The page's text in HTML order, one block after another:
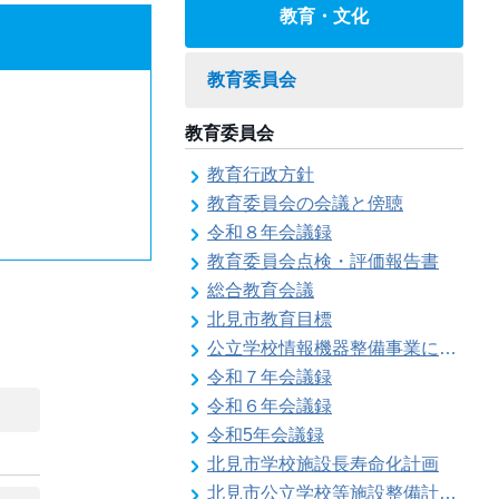
教育・文化
教育委員会
教育委員会
教育行政方針
教育委員会の会議と傍聴
令和８年会議録
教育委員会点検・評価報告書
総合教育会議
北見市教育目標
公立学校情報機器整備事業に係る各種計画の策定
令和７年会議録
令和６年会議録
令和5年会議録
北見市学校施設長寿命化計画
北見市公立学校等施設整備計画のお知らせ